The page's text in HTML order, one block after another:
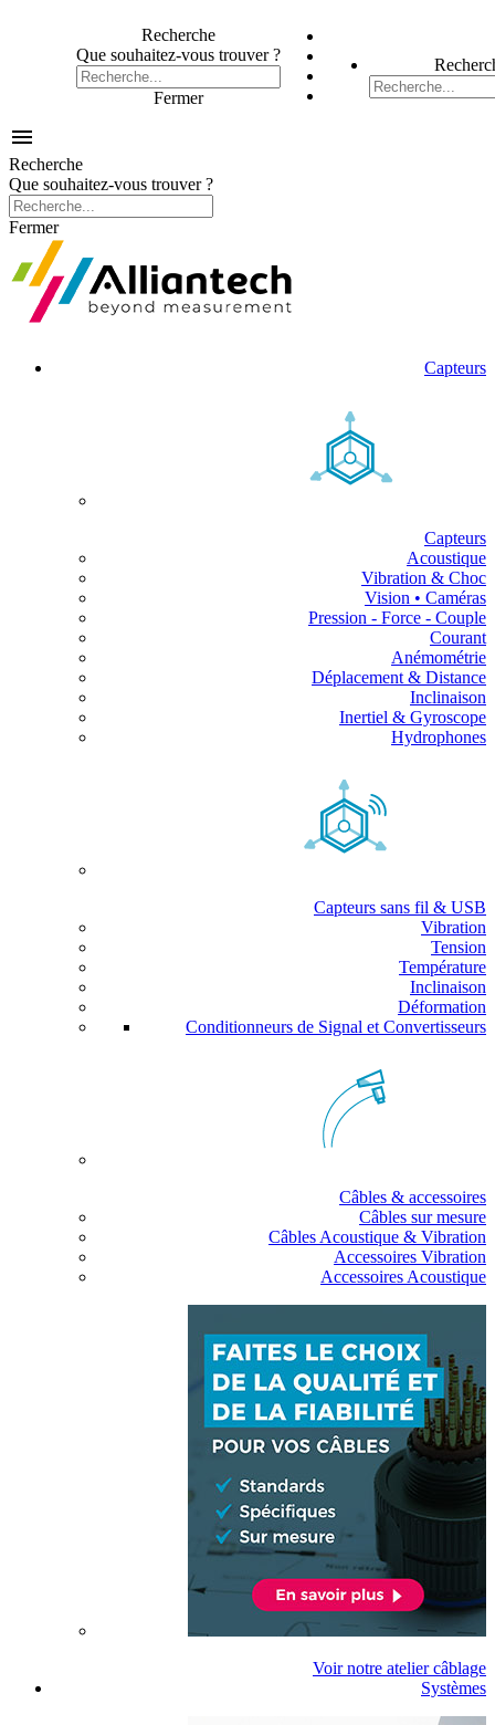
Recherche
Que souhaitez-vous trouver ?
Fermer

Recherche
Que souhaitez-vous trouver ?
Fermer
Capteurs
Capteurs
Acoustique
Vibration & Choc
Vision • Caméras
Pression - Force - Couple
Courant
Anémométrie
Déplacement & Distance
Inclinaison
Inertiel & Gyroscope
Hydrophones
Capteurs sans fil & USB
Vibration
Tension
Température
Inclinaison
Déformation
Conditionneurs de Signal et Convertisseurs
Câbles & accessoires
Câbles sur mesure
Câbles Acoustique & Vibration
Accessoires Vibration
Accessoires Acoustique
Voir notre atelier câblage
Systèmes